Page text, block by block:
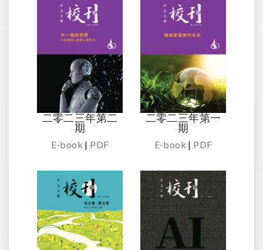
二零二三年第二
期
E-book | PDF
二零二三年第一
期
E-book | PDF